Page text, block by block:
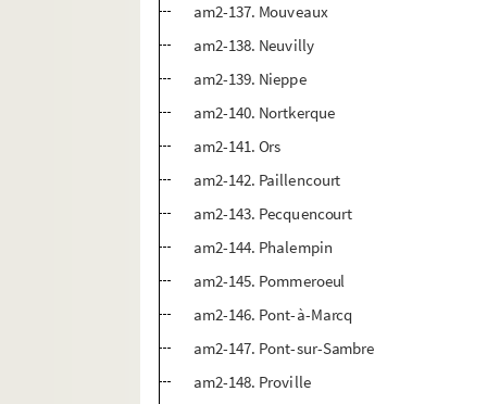
am2-137. Mouveaux
am2-138. Neuvilly
am2-139. Nieppe
am2-140. Nortkerque
am2-141. Ors
am2-142. Paillencourt
am2-143. Pecquencourt
am2-144. Phalempin
am2-145. Pommeroeul
am2-146. Pont-à-Marcq
am2-147. Pont-sur-Sambre
am2-148. Proville